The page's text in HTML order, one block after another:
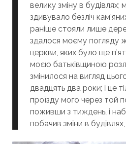
велику зміну в будівлях;
здивувало безліч
раніше стояли лише
здалося моєму погляду
церкви, яких було ще
моєю батьківщиною
змінилося на вигляд
двадцять два роки; і це
проїзду мого через той
поживши з тиждень, і
побачив зміни в